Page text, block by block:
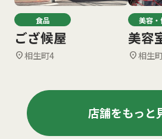
食品
ござ候屋
location_on相生町4
美容・
美容
location_on相生
店舗をもっと